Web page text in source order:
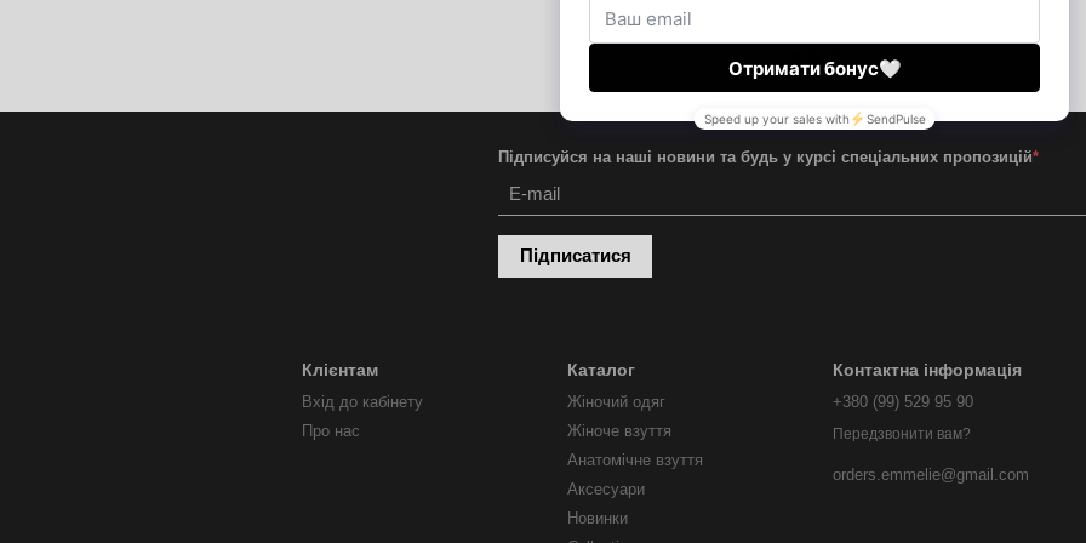
Підписуйся на наші новини та будь у курсі спеціальних пропозицій*
Підписатися
Клієнтам
Вхід до кабінету
Про нас
Каталог
Жіночий одяг
Жіноче взуття
Анатомічне взуття
Аксесуари
Новинки
Контактна інформація
+380 (99) 529 95 90
Передзвонити вам?
orders.emmelie@gmail.com